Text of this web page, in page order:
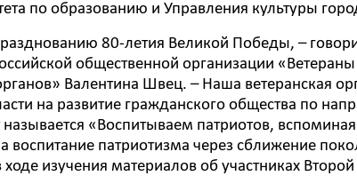
по образованию и Управления культуры
80-летия Великой Победы, –
общественной организации
Валентина Швец. – Наша ветеранская
на развитие гражданского общества по
«Воспитываем патриотов,
воспитание патриотизма через сближение
изучения материалов об участниках